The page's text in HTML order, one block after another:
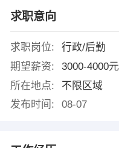
求职意向
求职岗位:
行政/后勤
期望薪资:
3000-4000元
所在地点:
不限区域
发布时间:
08-07